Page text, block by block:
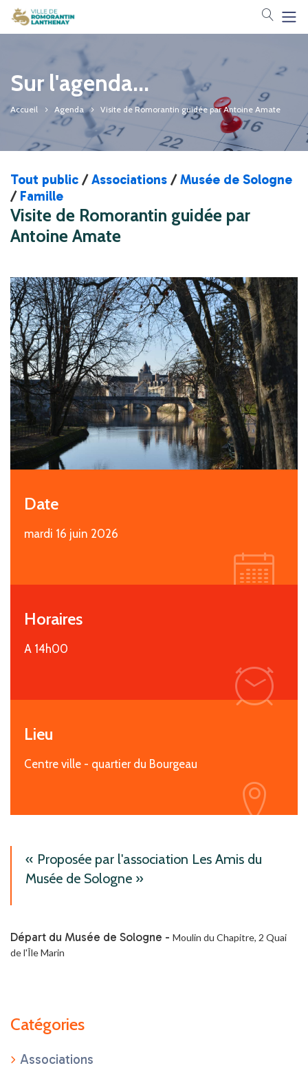
Votre
Sur l'agenda...
Accueil Agenda Visite de Romorantin guidée par Antoine Amate
Tout public /Associations /Musée de Sologne
/ Famille
Visite de Romorantin guidée par
Antoine Amate
Date
mardi 16 juin 2026
Horaires
A 14h00
Lieu
Centre ville - quartier du Bourgeau
Proposée par l'association Les Amis du
Musée de Sologne
Départ du Musée de Sologne - Moulin du Chapitre, 2 Quai
de l'Île Marin
Catégories
Associations